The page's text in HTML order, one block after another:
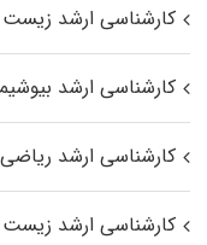
کارشناسی ارشد
کارشناسی ارشد
کارشناسی ارشد ریاضی
کارشناسی ارشد